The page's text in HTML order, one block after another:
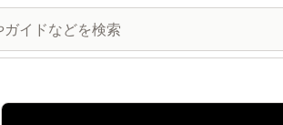
特集の画像ギャラリー